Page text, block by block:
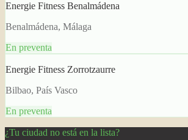
Energie Fitness Benalmádena
Benalmádena, Málaga
En preventa
Energie Fitness Zorrotzaurre
Bilbao, País Vasco
En preventa
¿Tu ciudad no está en la lista?